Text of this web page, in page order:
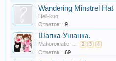
Wandering Minstrel Hat
Hell-kun
Ответов:
9
Шапка-Ушанка.
Mahoromatic ... 2 3 4
Ответов: 69